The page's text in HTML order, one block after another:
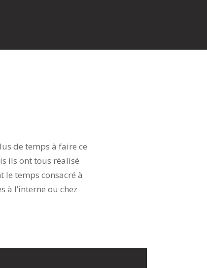
de temps à faire ce
ils ont tous réalisé
temps consacré à
à l’interne ou chez